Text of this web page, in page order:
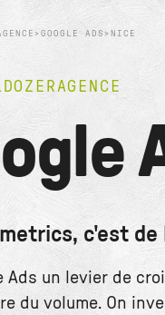
> GOOGLE ADS> NICE
AGENCE
c'est
un levier de
du volume. On